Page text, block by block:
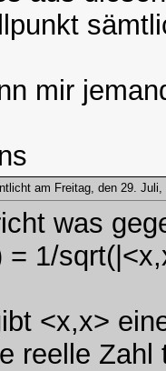
mir
am Freitag, den 29.
was
= 1/
<x,x>
reelle Zahl